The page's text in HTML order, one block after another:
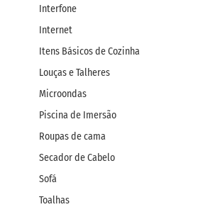
Interfone
Internet
Itens Básicos de Cozinha
Louças e Talheres
Microondas
Piscina de Imersão
Roupas de cama
Secador de Cabelo
Sofá
Toalhas